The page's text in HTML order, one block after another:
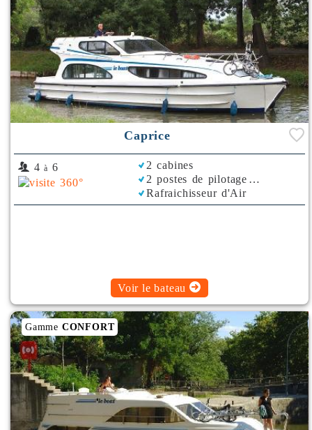
Caprice
4 à 6
2 cabines
2 postes de pilotage
Rafraichisseur d'Air
Voir le bateau
Gamme CONFORT